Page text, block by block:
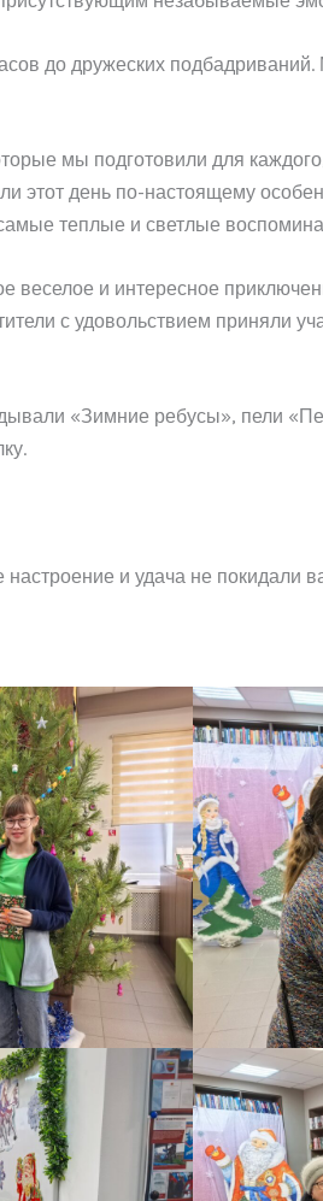
до дружеских
мы подготовили для
этот день по-настоящему
теплые и светлые
веселое и интересное
с удовольствием приняли
«Зимние ребусы», пели
и удача не покидали